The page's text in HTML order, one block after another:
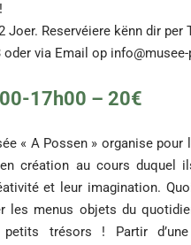
Joer. Reservéiere kënn dir per
oder via Email op
17h00 – 20€
« A Possen » organise pour
création au cours duquel
et leur imagination.
les menus objets du
petits trésors ! Partir